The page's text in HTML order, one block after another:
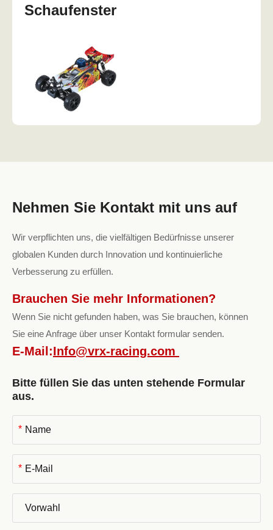
Schaufenster
Nehmen Sie Kontakt mit uns auf
Wir verpflichten uns, die vielfältigen Bedürfnisse unserer
globalen Kunden durch Innovation und kontinuierliche
Verbesserung zu erfüllen.
Brauchen Sie mehr Informationen?
Wenn Sie nicht gefunden haben, was Sie brauchen, können
Sie eine Anfrage über unser Kontakt formular senden.
E-Mail:Info@vrx-racing.com
Bitte füllen Sie das unten stehende Formular
aus.
*
*